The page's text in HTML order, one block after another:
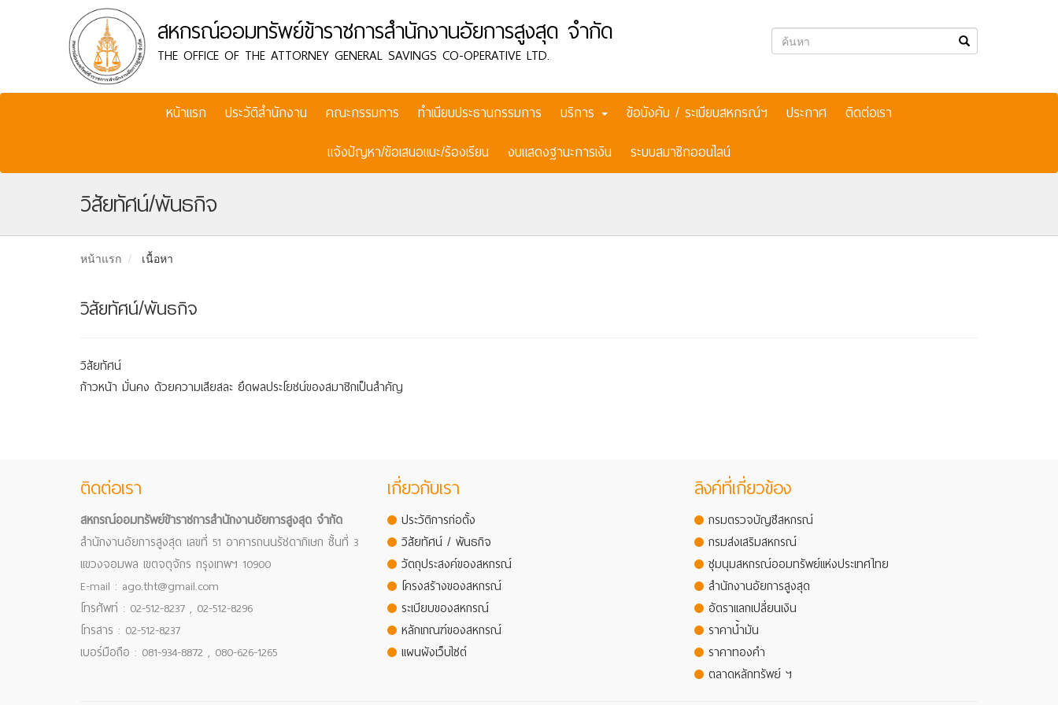
สหกรณ์ออมทรัพย์ข้าราชการสำนักงานอัยการสูงสุด จำกัด
THE OFFICE OF THE ATTORNEY GENERAL SAVINGS CO-OPERATIVE LTD.
หน้าแรก ประวัติสำนักงาน คณะกรรมการ ทำเนียบประธานกรรมการ บริการ ข้อบังคับ / ระเบียบสหกรณ์ฯ ประกาศ
ติดต่อเรา
แจ้งปัญหา/ข้อเสนอแนะ/ร้องเรียน
งบแสดงฐานะการเงิน ระบบสมาชิกออนไลน์
วิสัยทัศน์/พันธกิจ
หน้าแรก เนื้อหา
วิสัยทัศน์/พันธกิจ
วิสัยทัศน์
ก้าวหน้า มั่นคง ด้วยความเสียสละ ยึดผลประโยชน์ของสมาชิกเป็นสำคัญ
ติดต่อเรา
สหกรณ์ออมทรัพย์ข้าราชการสำนักงานอัยการสูงสุด จำกัด
สำนักงานอัยการสูงสุด เลขที่ 51 อาคารถนนรัชดาภิเษก ชั้นที่ 3
แขวงจอมพล เขตจตุจักร กรุงเทพฯ 10900
E-mail : ago.tht@gmail.com
โทรศัพท์ : 02-512-8237 , 02-512-8296
โทรสาร : 02-512-8237
เบอร์มือถือ : 081-934-8872 , 080-626-1265
เกี่ยวกับเรา
ประวัติการก่อตั้ง
วิสัยทัศน์ / พันธกิจ
วัตถุประสงค์ของสหกรณ์
โครงสร้างของสหกรณ์
ระเบียบของสหกรณ์
หลักเกณฑ์ของสหกรณ์
แผนผังเว็บไซต์
ลิงค์ที่เกี่ยวข้อง
กรมตรวจบัญชีสหกรณ์
กรมส่งเสริมสหกรณ์
ชุมนุมสหกรณ์ออมทรัพย์แห่งประเทศไทย
สำนักงานอัยการสูงสุด
อัตราแลกเปลี่ยนเงิน
ราคาน้ำมัน
ราคาทองคำ
ตลาดหลักทรัพย์ ฯ